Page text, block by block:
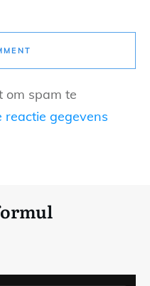
om spam te
reactie gegevens